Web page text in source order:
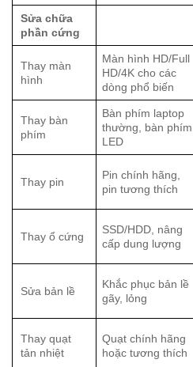
Sửa chữa
phần cứng
Thay màn
hình
Màn hình HD/Full
HD/4K cho các
dòng phổ biến
Thay bàn
phím
Bàn phím laptop
thường, bàn phím
LED
Thay pin
Pin chính hãng,
pin tương thích
Thay ổ cứng
SSD/HDD, nâng
cấp dung lượng
Sửa bản lề
Khắc phục bản lề
gãy, lỏng
Thay quạt
tản nhiệt
Quạt chính hãng
hoặc tương thích